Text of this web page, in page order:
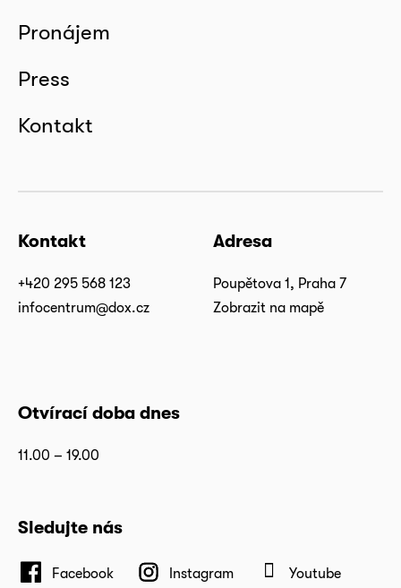
Pronájem
Press
Kontakt
Kontakt
+420 295 568 123
infocentrum@dox.cz
Adresa
Poupětova 1, Praha 7
Zobrazit na mapě
Otvírací doba dnes
11.00 – 19.00
Sledujte nás
Facebook Instagram Youtube